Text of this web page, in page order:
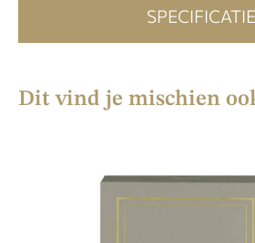
Dit vind je mischien